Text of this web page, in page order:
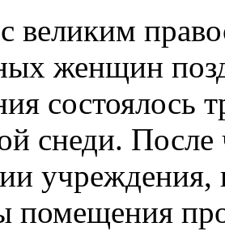
великим
женщин
состоялось
снеди.
учреждения,
помещения